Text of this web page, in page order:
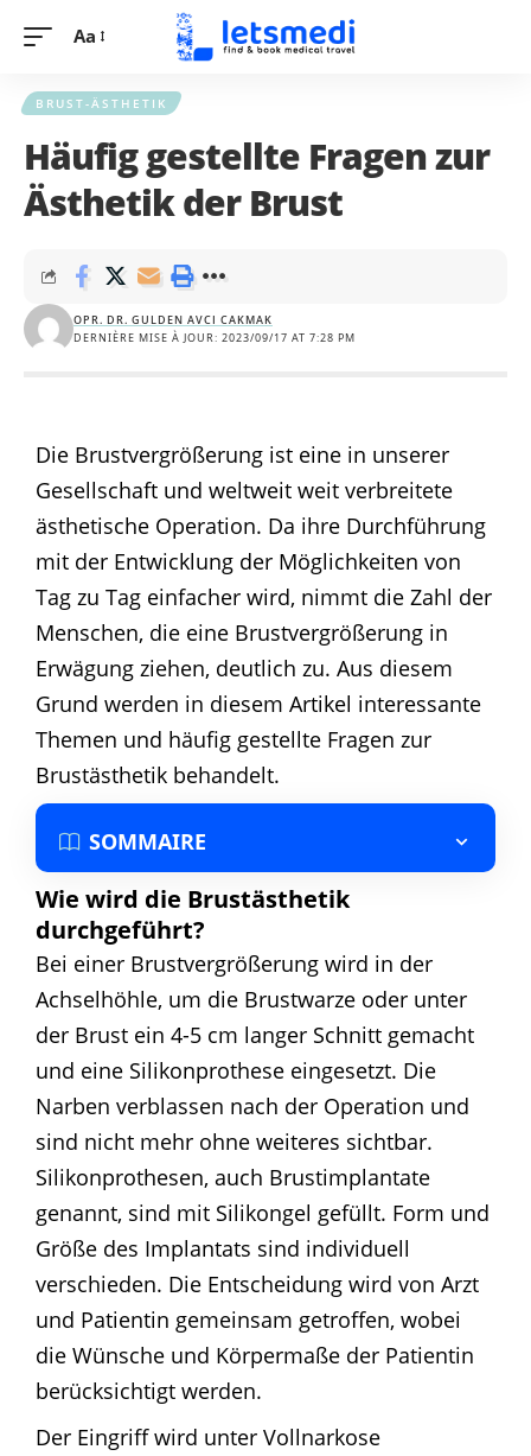
Aa
BRUST-ÄSTHETIK
Häufig gestellte Fragen zur
Ästhetik der Brust
DERNIÈRE MISE À JOUR: 2023/09/17 AT 7:28 PM
OPR. DR. GULDEN AVCI CAKMAK
Die Brustvergrößerung ist eine in unserer
Gesellschaft und weltweit weit verbreitete
ästhetische Operation. Da ihre Durchführung
mit der Entwicklung der Möglichkeiten von
Tag zu Tag einfacher wird, nimmt die Zahl der
Menschen, die eine Brustvergrößerung in
Erwägung ziehen, deutlich zu. Aus diesem
Grund werden in diesem Artikel interessante
Themen und häufig gestellte Fragen zur
Brustästhetik behandelt.
SOMMAIRE
Wie wird die Brustästhetik
durchgeführt?
Bei einer Brustvergrößerung wird in der
Achselhöhle, um die Brustwarze oder unter
der Brust ein 4-5 cm langer Schnitt gemacht
und eine Silikonprothese eingesetzt. Die
Narben verblassen nach der Operation und
sind nicht mehr ohne weiteres sichtbar.
Silikonprothesen, auch Brustimplantate
genannt, sind mit Silikongel gefüllt. Form und
Größe des Implantats sind individuell
verschieden. Die Entscheidung wird von Arzt
und Patientin gemeinsam getroffen, wobei
die Wünsche und Körpermaße der Patientin
berücksichtigt werden.
Der Eingriff wird unter Vollnarkose